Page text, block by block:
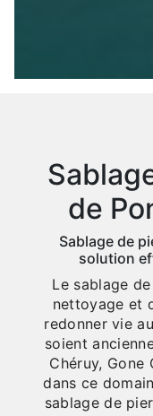
de
Sablage de
solution
Le sablage
nettoyage et
redonner vie
soient
Chéruy,
dans ce
sablage de